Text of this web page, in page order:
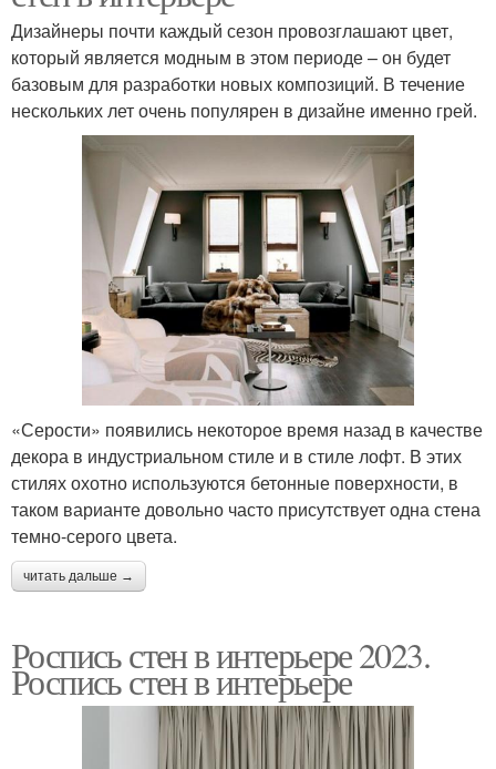
Дизайнеры почти каждый сезон провозглашают цвет,
который является модным в этом периоде – он будет
базовым для разработки новых композиций. В течение
нескольких лет очень популярен в дизайне именно грей.
«Серости» появились некоторое время назад в качестве
декора в индустриальном стиле и в стиле лофт. В этих
стилях охотно используются бетонные поверхности, в
таком варианте довольно часто присутствует одна стена
темно-серого цвета.
читать дальше →
Роспись стен в интерьере 2023.
Роспись стен в интерьере